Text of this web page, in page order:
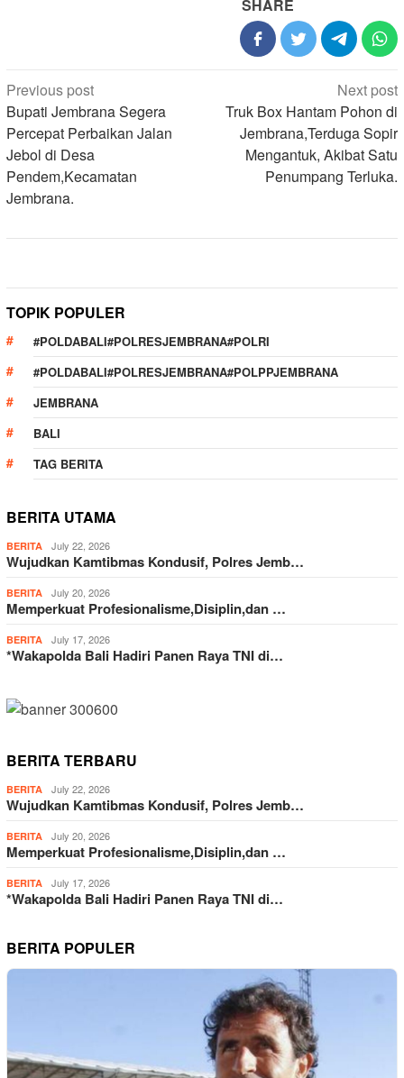
SHARE
Post
navigation
Previous post
Bupati Jembrana Segera
Percepat Perbaikan Jalan
Jebol di Desa
Pendem,Kecamatan
Jembrana.
Next post
Truk Box Hantam Pohon di
Jembrana,Terduga Sopir
Mengantuk, Akibat Satu
Penumpang Terluka.
TOPIK POPULER
#POLDABALI#POLRESJEMBRANA#POLRI
#POLDABALI#POLRESJEMBRANA#POLPPJEMBRANA
JEMBRANA
BALI
TAG BERITA
BERITA UTAMA
BERITA July 22, 2026
Wujudkan Kamtibmas Kondusif, Polres Jemb…
BERITA July 20, 2026
Memperkuat Profesionalisme,Disiplin,dan …
BERITA July 17, 2026
*Wakapolda Bali Hadiri Panen Raya TNI di…
BERITA TERBARU
BERITA July 22, 2026
Wujudkan Kamtibmas Kondusif, Polres Jemb…
BERITA July 20, 2026
Memperkuat Profesionalisme,Disiplin,dan …
BERITA July 17, 2026
*Wakapolda Bali Hadiri Panen Raya TNI di…
BERITA POPULER